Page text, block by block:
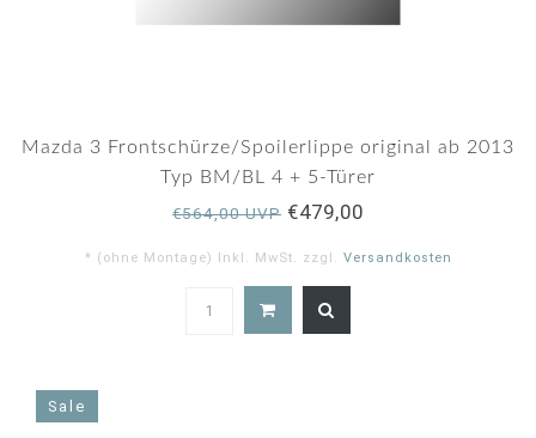
Mazda 3 Frontschürze/Spoilerlippe original ab 2013
Typ BM/BL 4 + 5-Türer
€564,00 UVP €479,00
* (ohne Montage) Inkl. MwSt. zzgl. Versandkosten
Sale